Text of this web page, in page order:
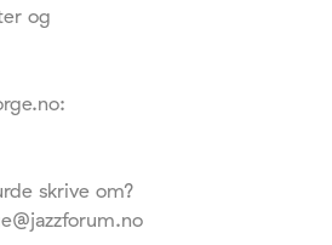
og
skrive om?